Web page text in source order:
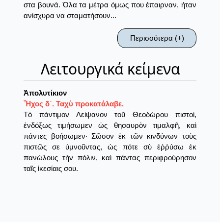
στα βουνά. Όλα τα μέτρα όμως που έπαιρναν, ήταν
ανίσχυρα να σταματήσουν...
Περισσότερα (+)
Λειτουργικά κείμενα
Ἀπολυτίκιον
Ἦχος δ´. Ταχὺ προκατάλαβε.
Τὸ πάντιμον Λείψανον τοῦ Θεοδώρου πιστοί,
ἐνδόξως τιμήσωμεν ὡς θησαυρὸν τιμαλφῆ, καὶ
πάντες βοήσωμεν· Σῶσον ἐκ τῶν κινδύνων τοὺς
πιστῶς σε ὑμνοῦντας, ὡς πότε σὺ ἐῤῥύσω ἐκ
πανώλους τὴν πόλιν, καὶ πάντας περιφρούρησον
ταῖς ἱκεσίαις σου.